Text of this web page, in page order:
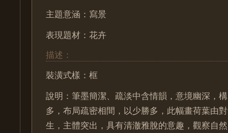
主題意涵：寫景
表現題材：花卉
描述：
裝潢式樣：框
說明：筆墨簡潔、疏淡中含情韻，意境幽深，
多，布局疏密相間，以少勝多，此幅畫荷葉由
生，主體突出，具有清澈雅脫的意趣，觀察自